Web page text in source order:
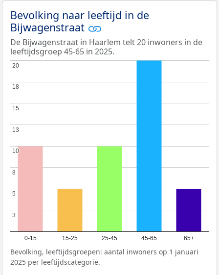
Bevolking naar leeftijd in de
Bijwagenstraat
De Bijwagenstraat in Haarlem telt 20 inwoners in de
leeftijdsgroep 45-65 in 2025.
0-15 15-25 25-45 45-65 65+
3
3
5
5
8
8
10
10
13
13
15
15
18
18
20
20
Bevolking, leeftijdsgroepen: aantal inwoners op 1 januari
2025 per leeftijdscategorie.